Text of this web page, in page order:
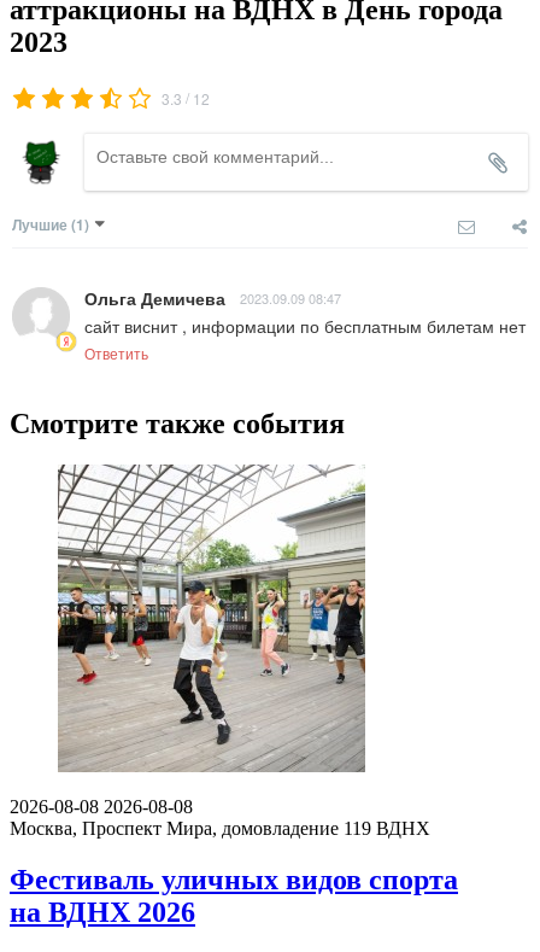
аттракционы на ВДНХ в День города
2023
3.3 / 12
Лучшие (1)
Ольга Демичева 2023.09.09 08:47
сайт виснит , информации по бесплатным билетам нет
Ответить
Смотрите также события
2026-08-08 2026-08-08
Москва, Проспект Мира, домовладение 119 ВДНХ
Фестиваль уличных видов спорта
на ВДНХ 2026